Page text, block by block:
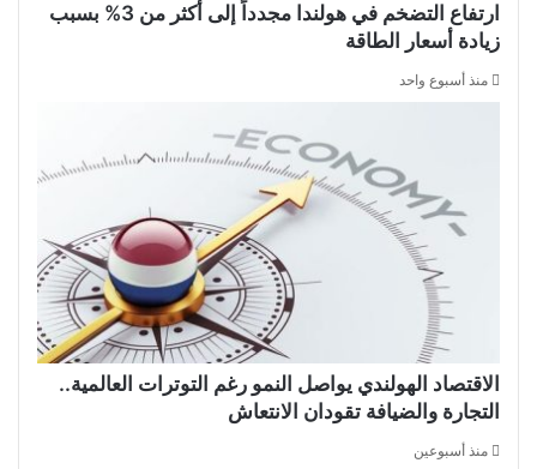
ارتفاع التضخم في هولندا مجدداً إلى أكثر من 3% بسبب
زيادة أسعار الطاقة
منذ أسبوع واحد
الاقتصاد الهولندي يواصل النمو رغم التوترات العالمية..
التجارة والضيافة تقودان الانتعاش
منذ أسبوعين